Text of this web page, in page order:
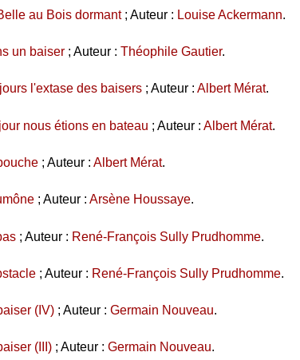
au Bois dormant; Auteur : Louise Ackermann.
un baiser ; Auteur : Théophile Gautier.
l'extase des baisers ; Auteur : Albert Mérat.
nous étions en bateau ; Auteur : Albert Mérat.
; Auteur : Albert Mérat.
; Auteur : Arsène Houssaye.
; Auteur : René-François Sully Prudhomme.
; Auteur : René-François Sully Prudhomme.
(IV) ; Auteur : Germain Nouveau.
(III) ; Auteur : Germain Nouveau.